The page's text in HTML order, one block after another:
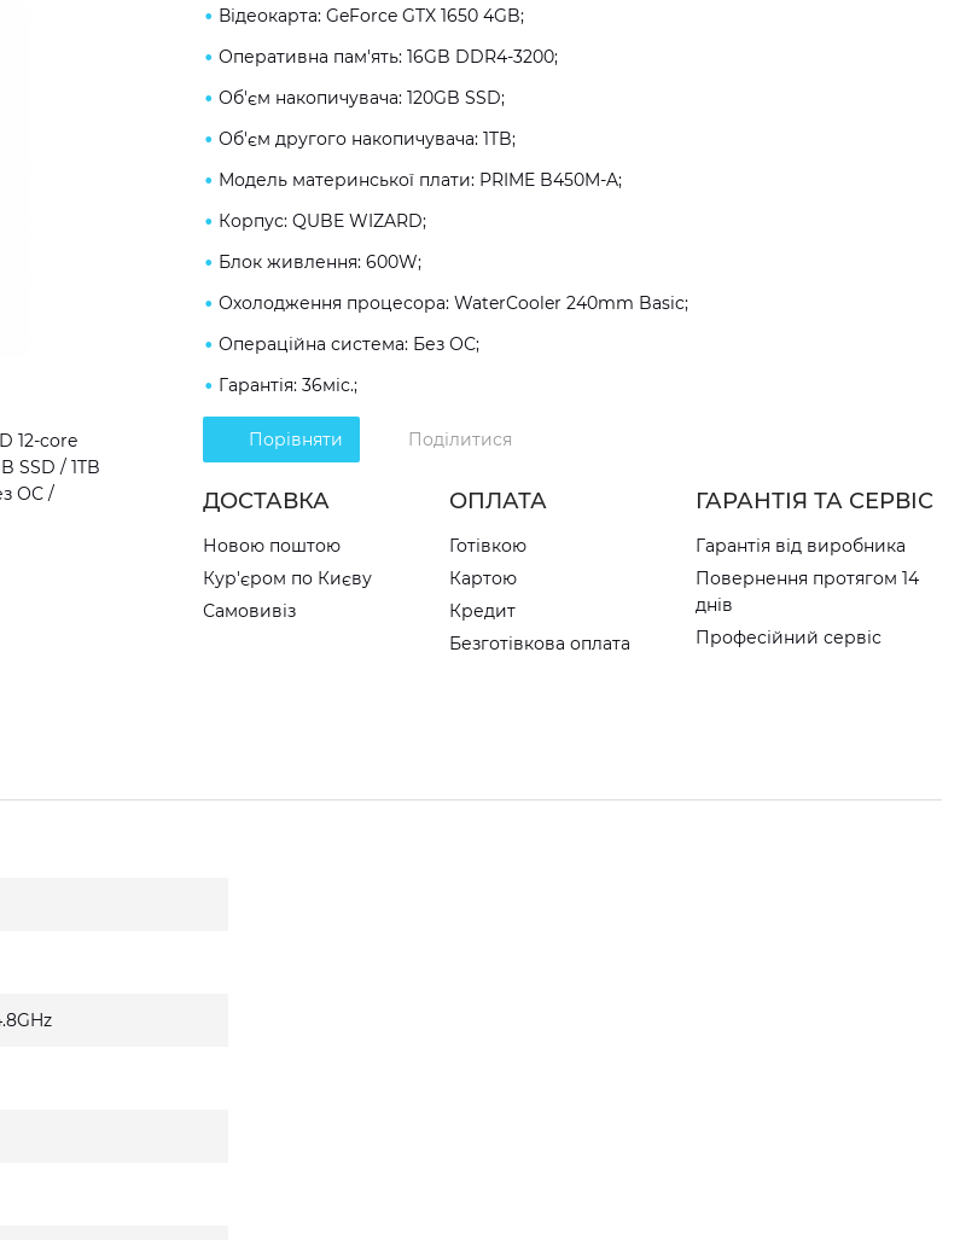
12-core
SSD / 1TB
ОС /
Відеокарта: GeForce GTX 1650 4GB;
Оперативна пам'ять: 16GB DDR4-3200;
Об'єм накопичувача: 120GB SSD;
Об'єм другого накопичувача: 1TB;
Модель материнської плати: PRIME B450M-A;
Корпус: QUBE WIZARD;
Блок живлення: 600W;
Охолодження процесора: WaterCooler 240mm Basic;
Операційна система: Без ОС;
Гарантія: 36міс.;
Порівняти Поділитися
ДОСТАВКА
Новою поштою
Кур'єром по Києву
Самовивіз
ОПЛАТА
Готівкою
Картою
Кредит
Безготівкова оплата
ГАРАНТІЯ ТА СЕРВІС
Гарантія від виробника
Повернення протягом 14
днів
Професійний сервіс